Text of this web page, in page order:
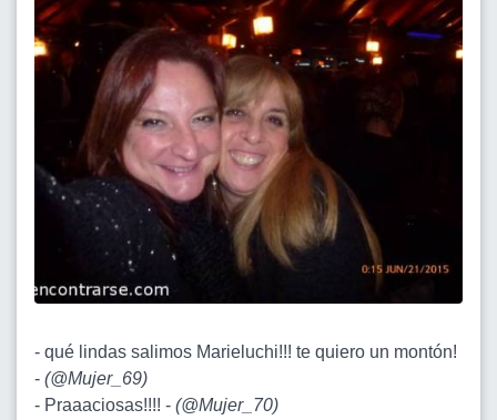
- qué lindas salimos Marieluchi!!! te quiero un montón!
- (@Mujer_69)
- Praaaciosas!!!! - (@Mujer_70)